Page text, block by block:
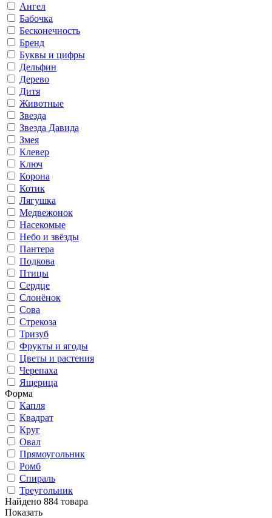
Ангел
Бабочка
Бесконечность
Бренд
Буквы и цифры
Дельфин
Дерево
Дитя
Животные
Звезда
Звезда Давида
Змея
Клевер
Ключ
Корона
Котик
Лягушка
Медвежонок
Насекомые
Небо и звёзды
Пантера
Подкова
Птицы
Сердце
Слонёнок
Сова
Стрекоза
Тризуб
Фрукты и ягоды
Цветы и растения
Черепаха
Ящерица
Форма
Капля
Квадрат
Круг
Овал
Прямоугольник
Ромб
Спираль
Треугольник
Найдено 884 товара
Показать